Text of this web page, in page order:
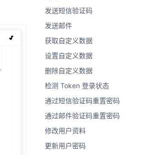
发送短信验证码
发送邮件
获取自定义数据
设置自定义数据
删除自定义数据
检测 Token 登录状态
通过短信验证码重置密码
通过邮件验证码重置密码
修改用户资料
更新用户密码